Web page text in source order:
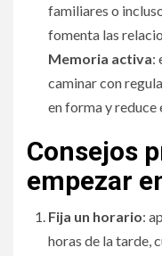
familiares o
fomenta las
Memoria activa:
caminar con
en forma y
Consejos
empezar
Fija un horario:
horas de la tarde,